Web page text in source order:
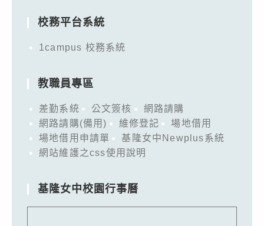
校務平台系統
1campus 校務系統
教職員專區
差勤系統 公文簽核
網路請購
網路請購(備用)
維修登記
場地借用
場地借用申請單
基隆女中Newplus系統
網站維護之css使用說明
基隆女中校園行事曆